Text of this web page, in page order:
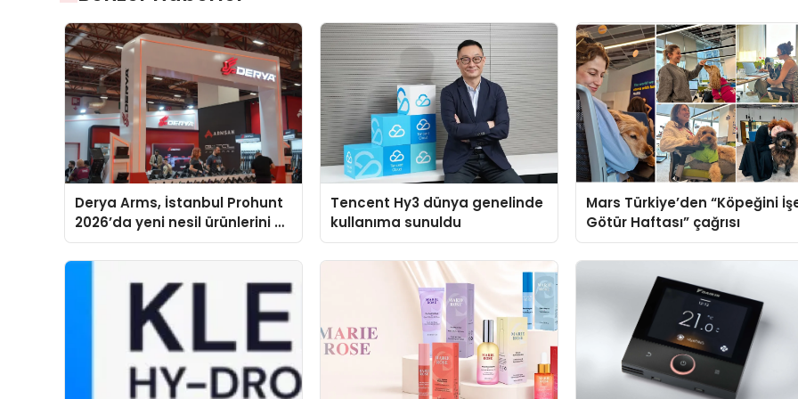
Derya Arms, İstanbul Prohunt
2026’da yeni nesil ürünlerini ve
global marka vizyonunu
sergiledi
Tencent Hy3 dünya genelinde
kullanıma sunuldu
Mars Türkiye’den “Köpeğini
Götür Haftası” çağrısı